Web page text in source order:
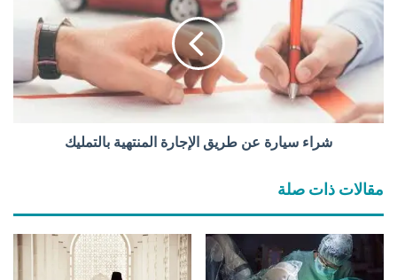
س
ج
ي
ة
ا
ب
؟
ا
ء
ي
ر
ة
ر
ي
ق
شراء سيارة عن طريق الإجارة المنتهية بالتمليك
مقالات ذات صلة